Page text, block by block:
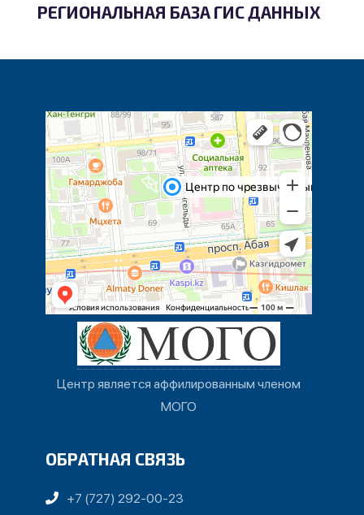
РЕГИОНАЛЬНАЯ БАЗА ГИС ДАННЫХ
Центр является аффилированным членом
МОГО
ОБРАТНАЯ СВЯЗЬ
+7 (727) 292-00-23